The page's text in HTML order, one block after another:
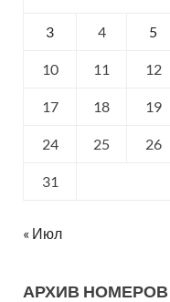
3 4 5
10 11 12
17 18 19
24 25 26
31
« Июл
АРХИВ НОМЕРОВ